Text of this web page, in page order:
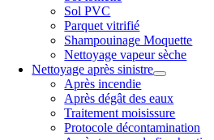
Sol PVC
Parquet vitrifié
Shampouinage Moquette
Nettoyage vapeur sèche
Nettoyage après sinistre
Après incendie
Après dégât des eaux
Traitement moisissure
Protocole décontamination